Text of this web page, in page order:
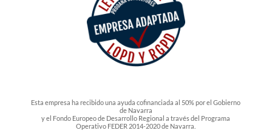
Esta empresa ha recibido una ayuda cofinanciada al 50% por el Gobierno
de Navarra
y el Fondo Europeo de Desarrollo Regional a través del Programa
Operativo FEDER 2014-2020 de Navarra.